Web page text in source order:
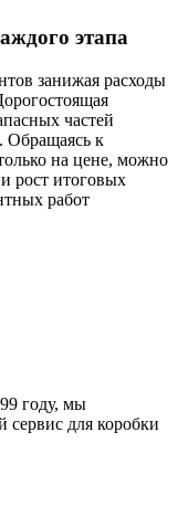
этапа
занижая расходы
частей
Обращаясь к
на цене, можно
рост итоговых
работ
году, мы
сервис для коробки